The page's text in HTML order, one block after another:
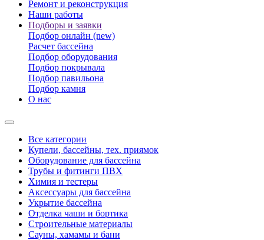
Ремонт и реконструкция
Наши работы
Подборы и заявки
Подбор онлайн (new)
Расчет бассейна
Подбор оборудования
Подбор покрывала
Подбор павильона
Подбор камня
О нас
Все категории
Купели, бассейны, тех. приямок
Оборудование для бассейна
Трубы и фитинги ПВХ
Химия и тестеры
Аксессуары для бассейна
Укрытие бассейна
Отделка чаши и бортика
Строительные материалы
Сауны, хамамы и бани